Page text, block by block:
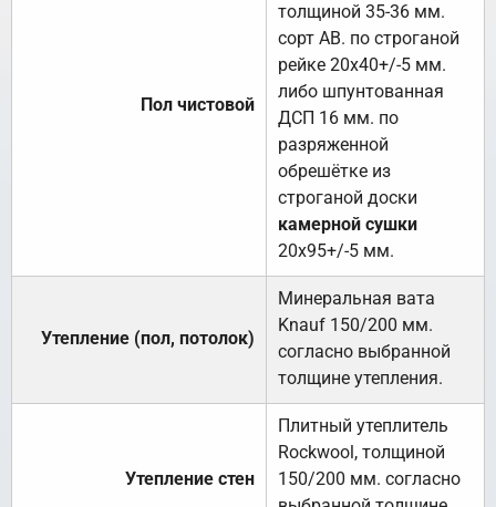
Пол чистовой
толщиной 35-36 мм.
сорт АВ. по строганой
рейке 20х40+/-5 мм.
либо шпунтованная
ДСП 16 мм. по
разряженной
обрешётке из
строганой доски
камерной сушки
20х95+/-5 мм.
Утепление (пол, потолок)
Минеральная вата
Knauf 150/200 мм.
согласно выбранной
толщине утепления.
Утепление стен
Плитный утеплитель
Rockwool, толщиной
150/200 мм. согласно